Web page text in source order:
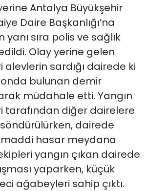
Antalya Büyükşehir
Daire Başkanlığı’na
yanı sıra polis ve sağlık
Olay yerine gelen
alevlerin sardığı dairede ki
bulunan demir
müdahale etti. Yangın
tarafından diğer dairelere
dairede
hasar meydana
yangın çıkan dairede
yaparken, küçük
ağabeyleri sahip çıktı.